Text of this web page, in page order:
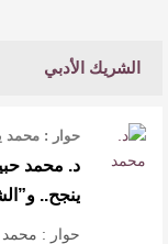
الشريك الأدبي
حوار : محمد
الاصطناعي
د. محمد
ينجح..
حوار : محمد